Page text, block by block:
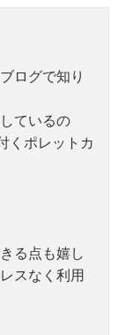
ログで知り
ているの
くポレットカ
る点も嬉し
スなく利用